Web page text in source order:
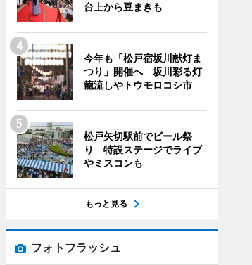
台上から豆まきも
今年も「松戸宿坂川献灯ま
つり」開催へ 坂川彩る灯
籠流しやトウモロコシ市
松戸矢切駅前でビール祭
り 特設ステージでライブ
やミスコンも
もっと見る
フォトフラッシュ